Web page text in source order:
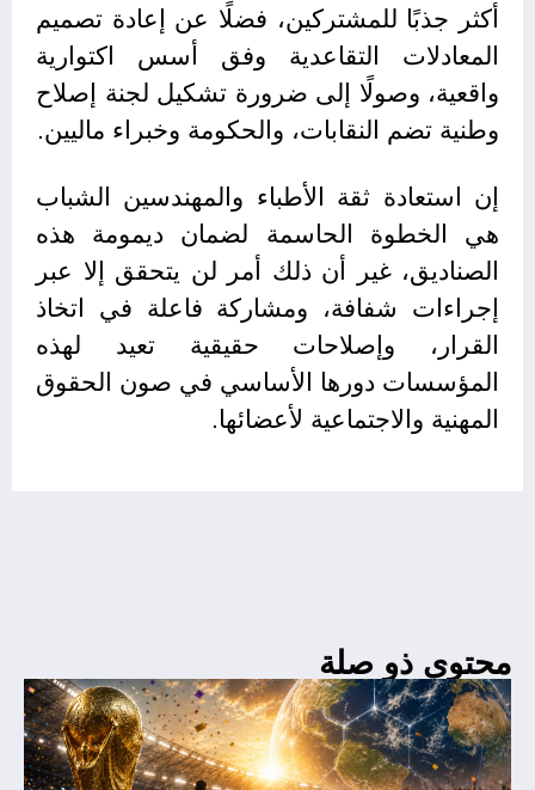
أكثر جذبًا للمشتركين، فضلًا عن إعادة تصميم
المعادلات التقاعدية وفق أسس اكتوارية
واقعية، وصولًا إلى ضرورة تشكيل لجنة إصلاح
وطنية تضم النقابات، والحكومة وخبراء ماليين.
إن استعادة ثقة الأطباء والمهندسين الشباب
هي الخطوة الحاسمة لضمان ديمومة هذه
الصناديق، غير أن ذلك أمر لن يتحقق إلا عبر
إجراءات شفافة، ومشاركة فاعلة في اتخاذ
القرار، وإصلاحات حقيقية تعيد لهذه
المؤسسات دورها الأساسي في صون الحقوق
المهنية والاجتماعية لأعضائها.
محتوى ذو صلة